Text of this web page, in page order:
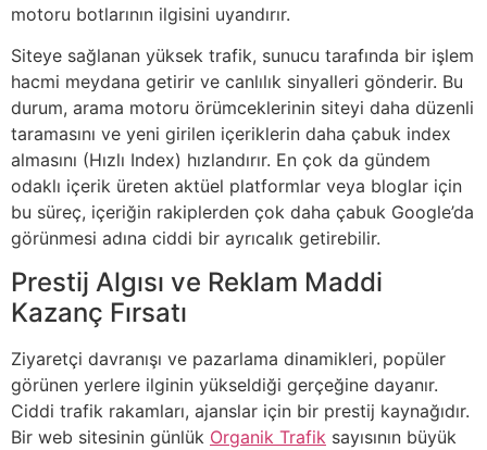
motoru botlarının ilgisini uyandırır.
Siteye sağlanan yüksek trafik, sunucu tarafında bir işlem
hacmi meydana getirir ve canlılık sinyalleri gönderir. Bu
durum, arama motoru örümceklerinin siteyi daha düzenli
taramasını ve yeni girilen içeriklerin daha çabuk index
almasını (Hızlı Index) hızlandırır. En çok da gündem
odaklı içerik üreten aktüel platformlar veya bloglar için
bu süreç, içeriğin rakiplerden çok daha çabuk Google’da
görünmesi adına ciddi bir ayrıcalık getirebilir.
Prestij Algısı ve Reklam Maddi
Kazanç Fırsatı
Ziyaretçi davranışı ve pazarlama dinamikleri, popüler
görünen yerlere ilginin yükseldiği gerçeğine dayanır.
Ciddi trafik rakamları, ajanslar için bir prestij kaynağıdır.
Bir web sitesinin günlük Organik Trafik sayısının büyük